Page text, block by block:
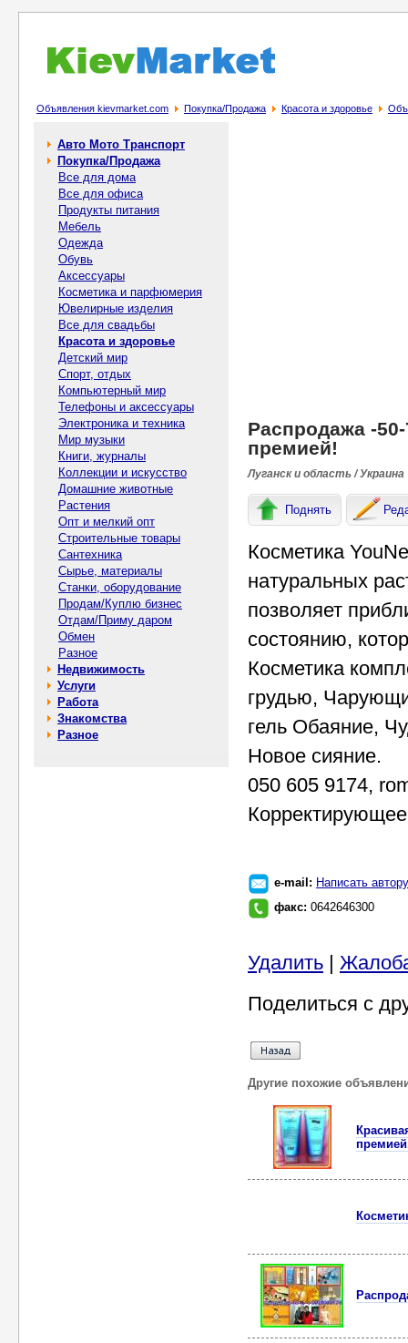
Объявления kievmarket.com Покупка/Продажа Красота и здоровье
Авто Мото Транспорт
Покупка/Продажа
Все для дома
Все для офиса
Продукты питания
Мебель
Одежда
Обувь
Аксессуары
Косметика и парфюмерия
Ювелирные изделия
Все для свадьбы
Красота и здоровье
Детский мир
Спорт, отдых
Компьютерный мир
Телефоны и аксессуары
Электроника и техника
Мир музыки
Книги, журналы
Коллекции и искусство
Домашние животные
Растения
Опт и мелкий опт
Строительные товары
Сантехника
Сырье, материалы
Станки, оборудование
Продам/Куплю бизнес
Отдам/Приму даром
Обмен
Разное
Недвижимость
Услуги
Работа
Знакомства
Разное
Распродажа -
премией!
Луганск и область / Украина
Поднять
Косметика
натуральных
позволяет
состоянию,
Косметика
грудью,
гель Обаяние,
Новое сияние.
050 605 9174,
e-mail: Написать автору
факс: 0642646300
Удалить |
Поделиться с
Другие похожие